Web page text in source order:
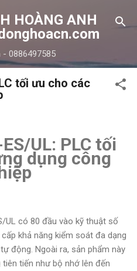
dung chính
HOÀNG ANH
0886497585
tối ưu cho các
UL: PLC tối
dụng công
UL có 80 đầu vào kỹ thuật số
khả năng kiểm soát đa dạng
động. Ngoài ra, sản phẩm này
tiến như bộ nhớ lên đến